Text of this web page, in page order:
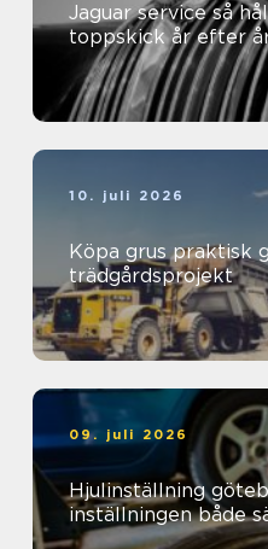
Jaguar service så håller du bilen i
toppskick år efter
10. juli 2026
Köpa grus praktisk guide för bygg- och
trädgårdsprojekt
09. juli 2026
Hjulinställning göteborg så
inställningen både